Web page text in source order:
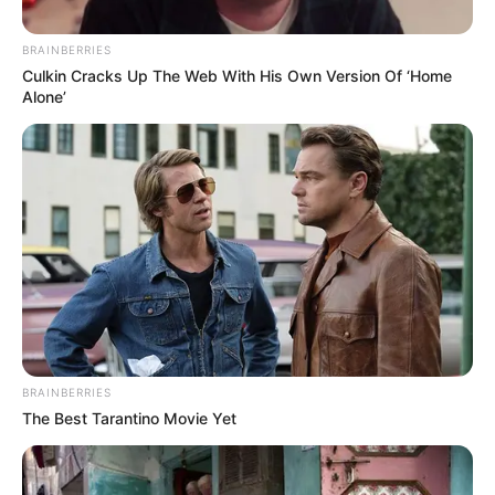
BRAINBERRIES
Culkin Cracks Up The Web With His Own Version Of ‘Home
Alone’
BRAINBERRIES
The Best Tarantino Movie Yet